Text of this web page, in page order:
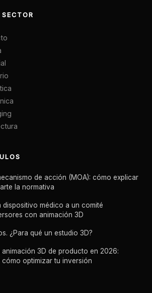
de acción (MOA): cómo explicar
la normativa
dispositivo médico a un comité
con animación 3D
¿Para qué un estudio 3D?
3D de producto en 2026:
optimizar tu inversión